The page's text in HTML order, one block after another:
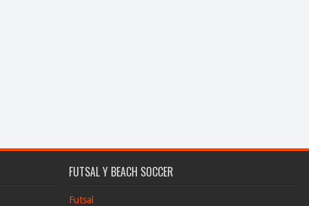
FUTSAL Y BEACH SOCCER
Futsal